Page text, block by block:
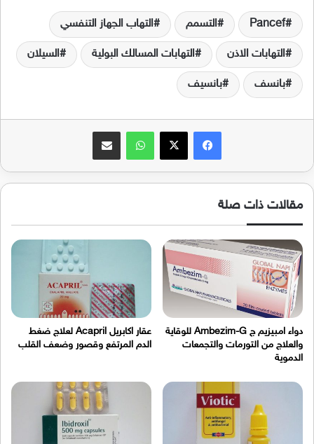
Pancef التسمم التهاب الجهاز التنفسي
التهابات الاذن التهابات المسالك البولية السيلان
بانسف بانسيف
فيسبوك واتساب
مقالات ذات صلة
دواء امبيزيم ج Ambezim-G للوقاية
والعلاج من التورمات والتجمعات
الدموية
عقار اكابريل Acapril لعلاج ضغط
الدم المرتفع وقصور وضعف القلب